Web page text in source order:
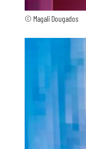
© Magali Dougados